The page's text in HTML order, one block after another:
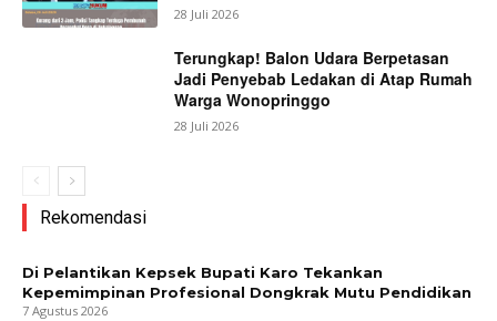
28 Juli 2026
Terungkap! Balon Udara Berpetasan
Jadi Penyebab Ledakan di Atap Rumah
Warga Wonopringgo
28 Juli 2026
Rekomendasi
Di Pelantikan Kepsek Bupati Karo Tekankan
Kepemimpinan Profesional Dongkrak Mutu Pendidikan
7 Agustus 2026